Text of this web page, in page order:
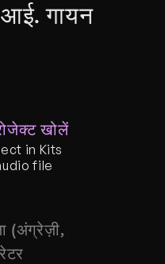
गायन
खोलें
in Kits
file
(अंग्रेज़ी,